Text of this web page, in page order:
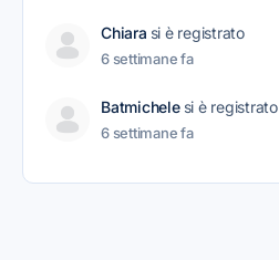
Chiara si è registrato
6 settimane fa
Batmichele si è registrato
6 settimane fa